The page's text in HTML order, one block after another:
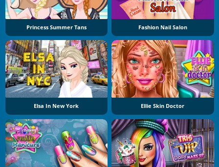
Princess Summer Tans Fashion Nail Salon
Elsa In New York Ellie Skin Doctor